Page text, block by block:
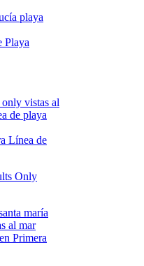
Playa
Línea de
Only
Primera